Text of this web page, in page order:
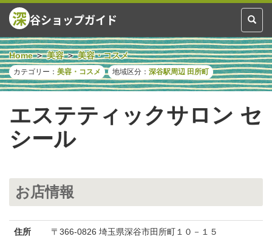
Toggle
深 谷ショップガイド
Home 美容 美容・コスメ
カテゴリー： 美容・コスメ 地域区分： 深谷駅周辺 田所町
エステティックサロン セ
シール
お店情報
住所 〒366-0826 埼玉県深谷市田所町１０－１５